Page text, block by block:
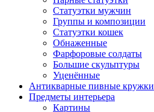
Статуэтки мужчин
Группы и композиции
Статуэтки кошек
Обнаженные
Фарфоровые солдаты
Большие скульптуры
Уценённые
Антикварные пивные кружки
Предметы интерьера
Картины